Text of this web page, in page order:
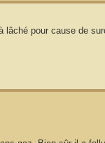
pour cause de